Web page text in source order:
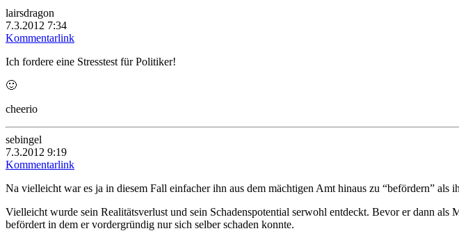
lairsdragon
7.3.2012 7:34
Kommentarlink
Ich fordere eine Stresstest für Politiker!
🙂
cheerio
sebingel
7.3.2012 9:19
Kommentarlink
Na vielleicht war es ja in diesem Fall einfacher ihn aus dem mächtigen Amt hinaus zu “befördern” als
Vielleicht wurde sein Realitätsverlust und sein Schadenspotential serwohl entdeckt. Bevor er dann
befördert in dem er vordergründig nur sich selber schaden konnte.